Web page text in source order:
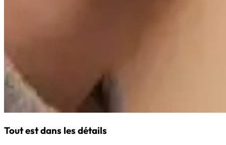
Tout est dans les détails